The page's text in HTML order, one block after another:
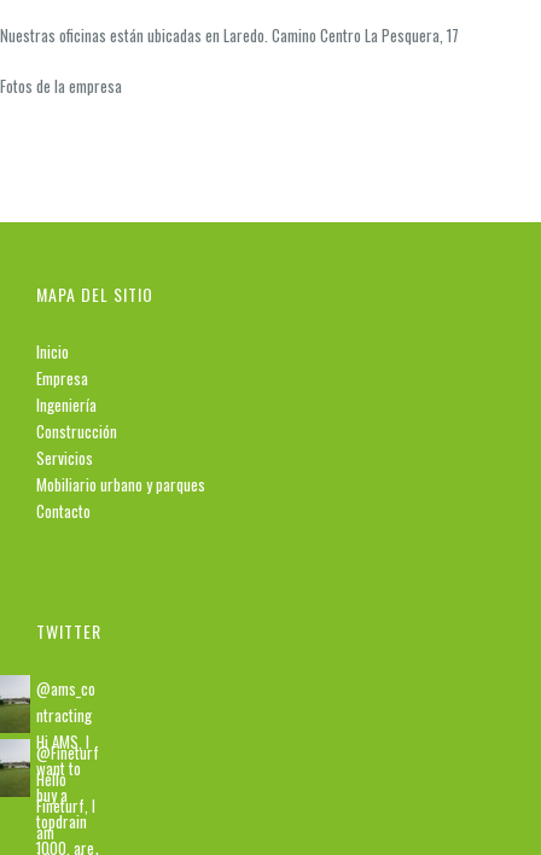
Nuestras oficinas están ubicadas en Laredo. Camino Centro La Pesquera, 17
Fotos de la empresa
MAPA DEL SITIO
Inicio
Empresa
Ingeniería
Construcción
Servicios
Mobiliario urbano y parques
Contacto
TWITTER
@ams_co
ntracting
Hi AMS, I
want to
buy a
topdrain
1000. are
@Fineturf
Hello
Fineturf, I
am